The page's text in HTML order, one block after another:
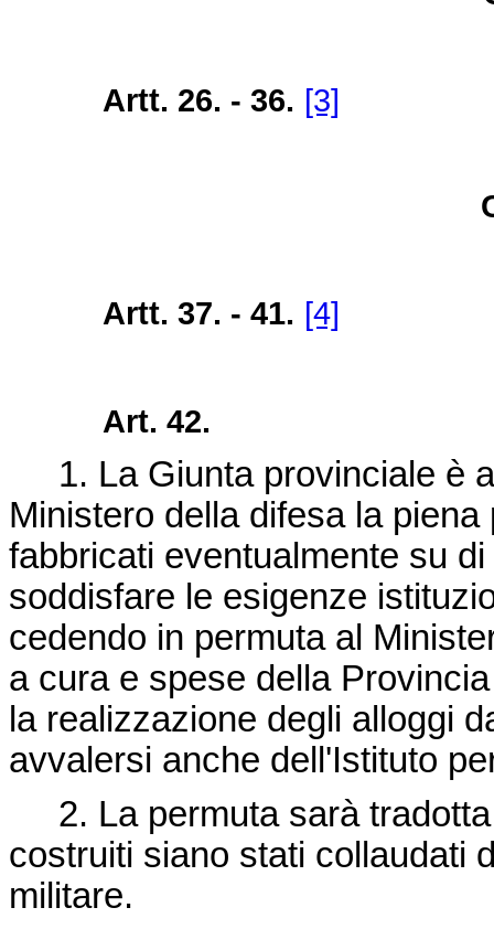
Artt. 26. - 36. [3]
Artt. 37. - 41. [4]
Art. 42.
1. La Giunta provinciale è
Ministero della difesa la
fabbricati eventualmente su
soddisfare le esigenze
cedendo in permuta al
a cura e spese della
la realizzazione degli alloggi
avvalersi anche dell'Istituto
2. La permuta sarà tradotta
costruiti siano stati collaudati
militare.